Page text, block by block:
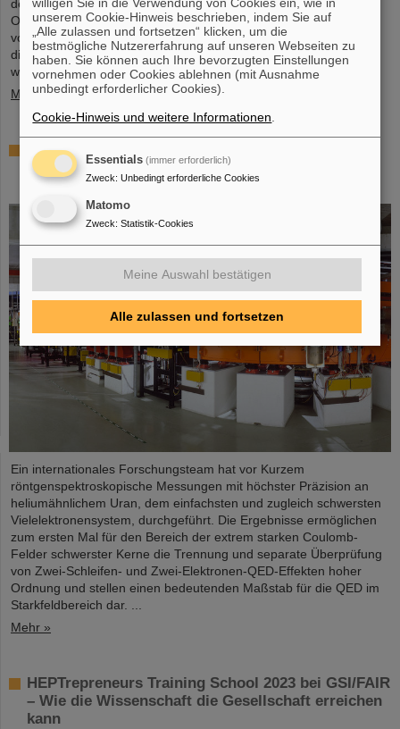
deutlich schwerer als Uran, das Element mit der höchsten
Ordnungszahl (92), das in größeren Mengen auf der Erde
vorkommt. Dies wirft Fragen auf, unter anderem wie viele weitere
dieser superschweren Spezies noch auf ihre Entdeckung warten,
wo – wenn überhaupt – eine ...
Mehr »
Überprüfung der Quantenelektrodynamik in
extremen Feldern mit dem schwersten Zwei-
Elektronen-Ion
Ein internationales Forschungsteam hat vor Kurzem
röntgenspektroskopische Messungen mit höchster Präzision an
heliumähnlichem Uran, dem einfachsten und zugleich schwersten
Vielelektronensystem, durchgeführt. Die Ergebnisse ermöglichen
zum ersten Mal für den Bereich der extrem starken Coulomb-
Felder schwerster Kerne die Trennung und separate Überprüfung
von Zwei-Schleifen- und Zwei-Elektronen-QED-Effekten hoher
Ordnung und stellen einen bedeutenden Maßstab für die QED im
Starkfeldbereich dar. ...
Mehr »
HEPTrepreneurs Training School 2023 bei GSI/FAIR
– Wie die Wissenschaft die Gesellschaft erreichen
kann
unserem Cookie-Hinweis beschrieben, indem Sie auf
„Alle zulassen und fortsetzen“ klicken, um die
bestmögliche Nutzererfahrung auf unseren Webseiten zu
haben. Sie können auch Ihre bevorzugten Einstellungen
vornehmen oder Cookies ablehnen (mit Ausnahme
unbedingt erforderlicher Cookies).
Cookie-Hinweis und weitere Informationen
Essentials (immer erforderlich)
Zweck: Unbedingt erforderliche Cookies
Matomo
Zweck: Statistik-Cookies
Meine Auswahl bestätigen
Alle zulassen und fortsetzen